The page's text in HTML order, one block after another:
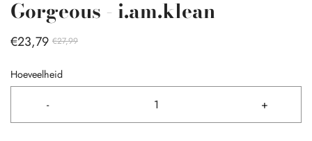
Gorgeous - i.am.klean
€23,79 €27,99
Hoeveelheid
- +